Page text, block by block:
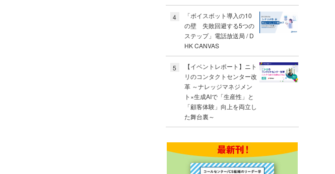
4
「ボイスボット導入の10
の壁 失敗回避する5つの
ステップ」電話放送局 / D
HK CANVAS
5
【イベントレポート】ニト
リのコンタクトセンター改
革 ～ナレッジマネジメン
ト×生成AIで「生産性」と
「顧客体験」向上を両立し
た舞台裏～